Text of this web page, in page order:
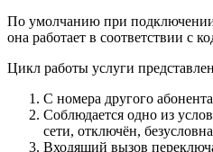
По умолчанию при подключении
она работает в соответствии с
Цикл работы услуги
С номера другого
Соблюдается одно из
сети, отключён,
Входящий вызов